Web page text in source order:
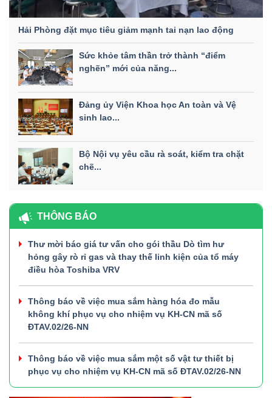
Hải Phòng đặt mục tiêu giảm mạnh tai nạn lao động
Sức khỏe tâm thần trở thành “điểm
nghẽn” mới của năng...
Đảng ủy Viện Khoa học An toàn và Vệ
sinh lao...
Bộ Nội vụ yêu cầu rà soát, kiểm tra chặt
chẽ...
THÔNG BÁO
Thư mời báo giá tư vấn cho gói thầu Dò tìm hư
hỏng gây rò rỉ gas và thay thế linh kiện của tổ máy
điều hòa Toshiba VRV
Thông báo về việc mua sắm hàng hóa đo mẫu
không khí phục vụ cho nhiệm vụ KH-CN mã số
ĐTAV.02/26-NN
Thông báo về việc mua sắm một số vật tư thiết bị
phục vụ cho nhiệm vụ KH-CN mã số ĐTAV.02/26-NN